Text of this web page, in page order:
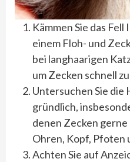
Kämmen Sie das
einem Floh- und
bei langhaarigen
um Zecken schnell
Untersuchen Sie die
gründlich,
denen Zecken
Ohren, Kopf, Pfoten
Achten Sie auf